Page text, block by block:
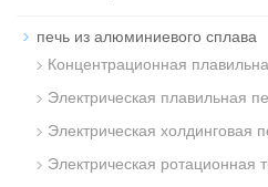
печь из алюминиевого сплава
Концентрационная
Электрическая плавильная
Электрическая холдинговая
Электрическая ротационная